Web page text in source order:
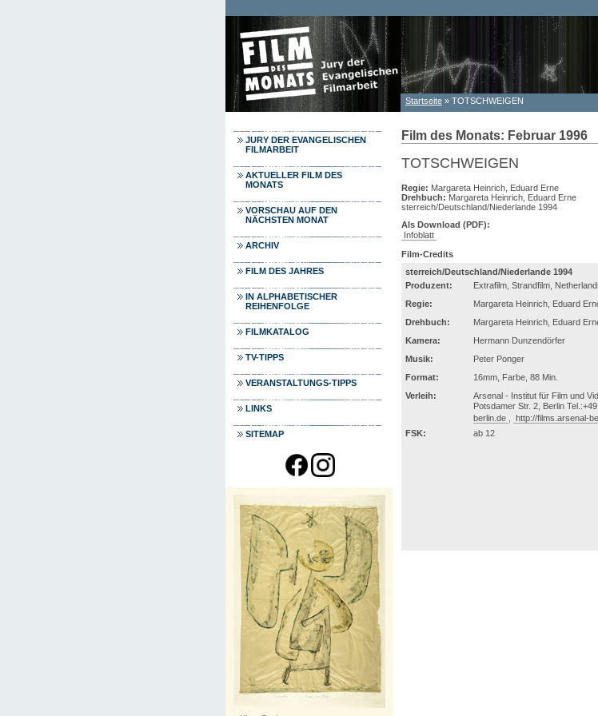
Sie sind hier
Startseite » TOTSCHWEIGEN
JURY DER EVANGELISCHEN
FILMARBEIT
AKTUELLER FILM DES
MONATS
VORSCHAU AUF DEN
NÄCHSTEN MONAT
ARCHIV
FILM DES JAHRES
IN ALPHABETISCHER
REIHENFOLGE
FILMKATALOG
TV-TIPPS
VERANSTALTUNGS-TIPPS
LINKS
SITEMAP
Film des Monats: Februar 1996
TOTSCHWEIGEN
Regie: Margareta Heinrich, Eduard Erne
Drehbuch: Margareta Heinrich, Eduard Erne
sterreich/Deutschland/Niederlande 1994
Als Download (PDF):
Infoblatt
Film-Credits
sterreich/Deutschland/Niederlande 1994
Produzent:
Extrafilm, Strandfilm,
Regie:
Margareta Heinrich, Eduard
Drehbuch:
Margareta Heinrich, Eduard
Kamera:
Hermann Dunzendörfer
Musik:
Peter Ponger
Format:
16mm, Farbe, 88 Min.
Verleih:
Arsenal - Institut für Film und
Potsdamer Str. 2, Berlin
berlin.de
http://films.arsenal-
FSK:
ab 12